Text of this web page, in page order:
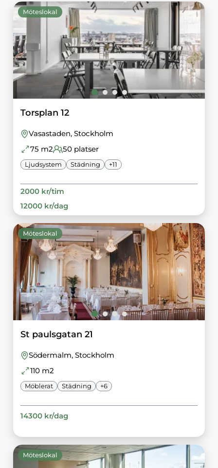
Möteslokal
Torsplan 12
Vasastaden, Stockholm
75 m2 50platser
Ljudsystem Städning +11
2000kr/tim
12000kr/dag
Möteslokal
St paulsgatan 21
Södermalm, Stockholm
110m2
Möblerat Städning +6
14300kr/dag
Möteslokal